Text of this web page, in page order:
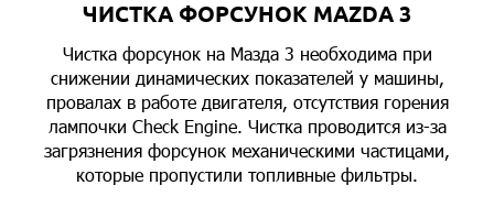
ЧИСТКА ФОРСУНОК MAZDA 3
Чистка форсунок на Мазда 3 необходима при
снижении динамических показателей у машины,
провалах в работе двигателя, отсутствия горения
лампочки Check Engine. Чистка проводится из-за
загрязнения форсунок механическими частицами,
которые пропустили топливные фильтры.